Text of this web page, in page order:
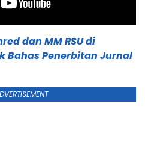
dan MM RSU di
Bahas Penerbitan Jurnal